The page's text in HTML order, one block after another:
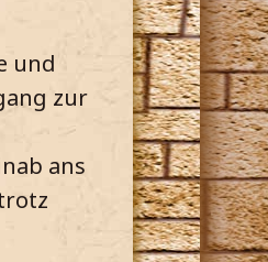
und
zur
ans